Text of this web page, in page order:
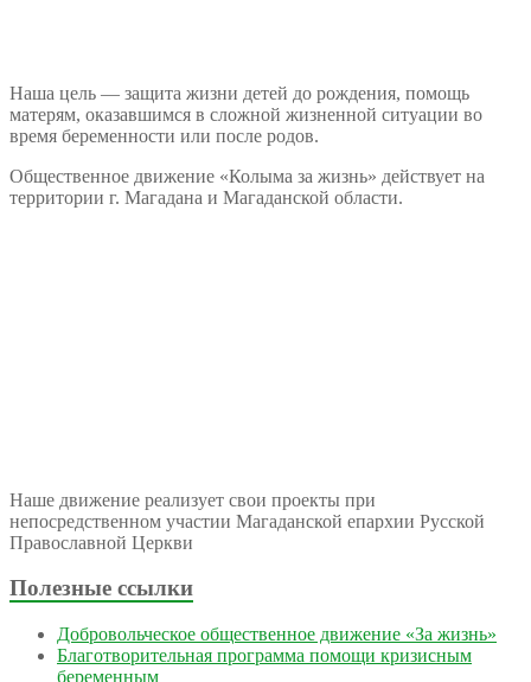
Наша цель — защита жизни детей до рождения, помощь
матерям, оказавшимся в сложной жизненной ситуации во
время беременности или после родов.
Общественное движение «Колыма за жизнь» действует на
территории г. Магадана и Магаданской области.
Наше движение реализует свои проекты при
непосредственном участии Магаданской епархии Русской
Православной Церкви
Полезные ссылки
Добровольческое общественное движение «За жизнь»
Благотворительная программа помощи кризисным
беременным